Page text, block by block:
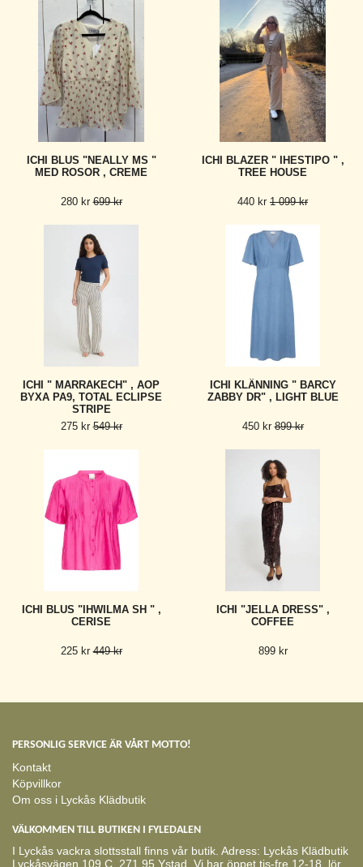
ICHI BLUS "NEALLY MS "
MED ROSOR , CREME
280 kr699 kr
ICHI BLAZER " IHESTIPO " ,
TREE HOUSE
440 kr 1 099 kr
ICHI " MARRAKECH" , AOP
BYXA PA9, TOTAL ECLIPSE
STRIPE
275 kr549 kr
ICHI KLÄNNING " BARCY
ZABBY DR" , LIGHT BLUE
450 kr899 kr
ICHI BLUS "IHWILMA SH " ,
CERISE
225 kr449 kr
ICHI "JELLA DRESS" ,
COFFEE
899 kr
PERSONLIG SERVICE ÄR VÅRT MOTTO!
Kontakt
Köpvillkor
Om oss i Lyckås Klädbutik
VÄLKOMMEN TILL BUTIKEN I FYLEDALEN
I Lyckås vackra slottsstall finns vår butik. Adress: Lyckås Klädbutik
Lyckåsvägen 109 C, 271 95 Ystad. Vi har öppet tis-fre 12-18, lör